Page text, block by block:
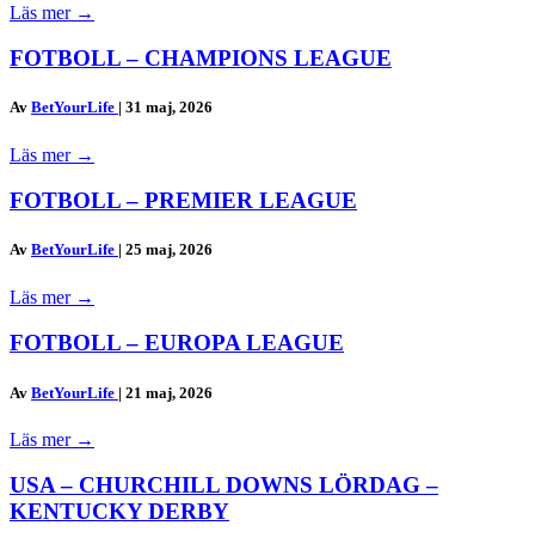
Läs mer →
FOTBOLL – CHAMPIONS LEAGUE
Av BetYourLife | 31 maj, 2026
Läs mer →
FOTBOLL – PREMIER LEAGUE
Av BetYourLife | 25 maj, 2026
Läs mer →
FOTBOLL – EUROPA LEAGUE
Av BetYourLife | 21 maj, 2026
Läs mer →
USA – CHURCHILL DOWNS LÖRDAG –
KENTUCKY DERBY